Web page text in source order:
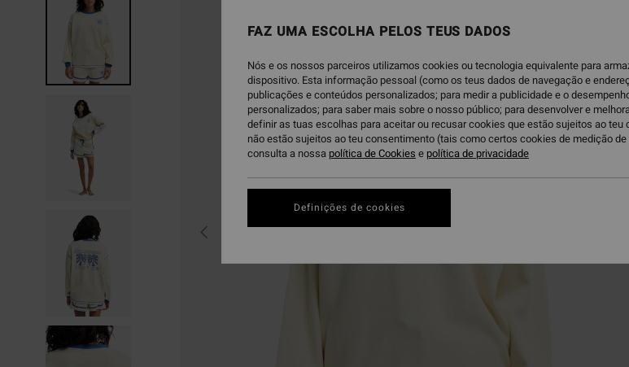
FAZ UMA ESCOLHA PELOS TEUS DADOS
Nós e os nossos parceiros utilizamos cookies ou tecnologia equivalente para
dispositivo. Esta informação pessoal (como os teus dados de navegação e
publicações e conteúdos personalizados; para medir a publicidade e o
personalizados; para saber mais sobre o nosso público; para desenvolver e
definir as tuas escolhas para aceitar ou recusar cookies que estão sujeitos ao
não estão sujeitos ao teu consentimento (tais como certos cookies de medição
consulta a nossa política de Cookies e política de privacidade
Definições de cookies